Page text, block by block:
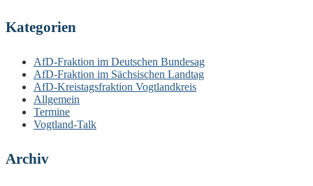
Kategorien
AfD-Fraktion im Deutschen Bundesag
AfD-Fraktion im Sächsischen Landtag
AfD-Kreistagsfraktion Vogtlandkreis
Allgemein
Termine
Vogtland-Talk
Archiv